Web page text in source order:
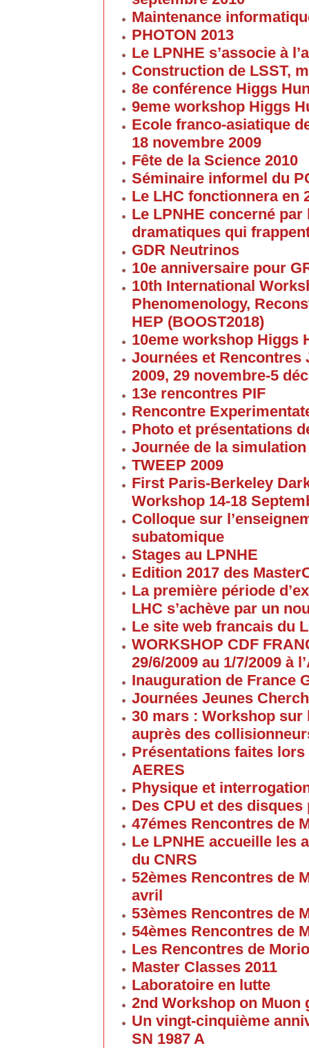
Maintenance
PHOTON 2013
Le LPNHE s’associe à
Construction de LSST,
8e conférence Higgs
9eme workshop Higgs
Ecole franco-asiatique
18 novembre 2009
Fête de la Science 2010
Séminaire informel du
Le LHC fonctionnera en
Le LPNHE concerné par
dramatiques qui
GDR Neutrinos
10e anniversaire pour
10th International
Phenomenology,
HEP (BOOST2018)
10eme workshop Higgs
Journées et Rencontres
2009, 29 novembre-5
13e rencontres PIF
Rencontre
Photo et présentations
Journée de la simulation
TWEEP 2009
First Paris-Berkeley
Workshop 14-18
Colloque sur
subatomique
Stages au LPNHE
Edition 2017 des
La première période
LHC s’achève par un
Le site web francais du
WORKSHOP CDF
29/6/2009 au 1/7/2009 à
Inauguration de France
Journées Jeunes
30 mars : Workshop
auprès des
Présentations faites
AERES
Physique et
Des CPU et des
47émes Rencontres de
Le LPNHE accueille les
du CNRS
52èmes Rencontres de
avril
53èmes Rencontres de
54èmes Rencontres de
Les Rencontres de
Master Classes 2011
Laboratoire en lutte
2nd Workshop on Muon
Un vingt-cinquième
SN 1987 A